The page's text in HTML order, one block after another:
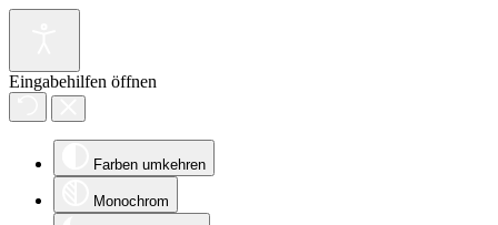
Eingabehilfen öffnen
Farben umkehren
Monochrom